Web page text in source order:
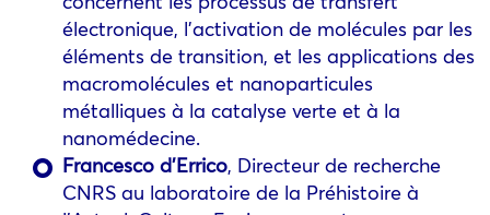
électronique, l’activation de molécules par les
éléments de transition, et les applications des
macromolécules et nanoparticules
métalliques à la catalyse verte et à la
nanomédecine.
Francesco d’Errico, Directeur de recherche
CNRS au laboratoire de la Préhistoire à